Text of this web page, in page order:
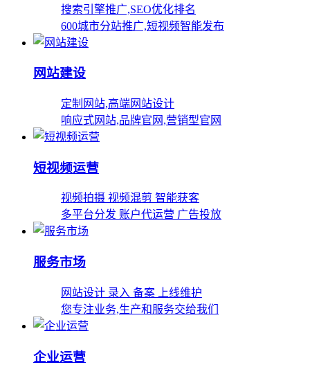
搜索引擎推广,SEO优化排名
600城市分站推广,短视频智能发布
网站建设
定制网站,高端网站设计
响应式网站,品牌官网,营销型官网
短视频运营
视频拍摄 视频混剪 智能获客
多平台分发 账户代运营 广告投放
服务市场
网站设计 录入 备案 上线维护
您专注业务,生产和服务交给我们
企业运营